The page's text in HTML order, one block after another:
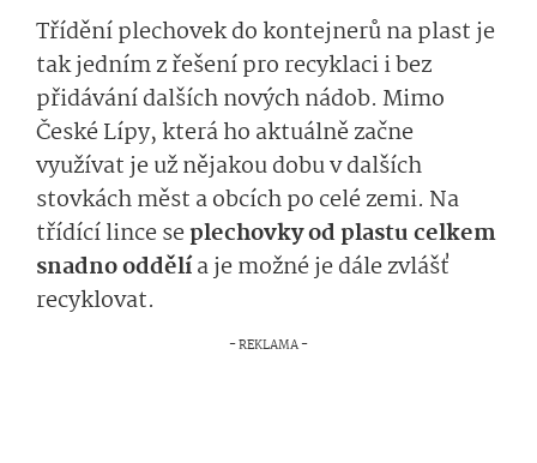
Třídění plechovek do kontejnerů na plast je
tak jedním z řešení pro recyklaci i bez
přidávání dalších nových nádob. Mimo
České Lípy, která ho aktuálně začne
využívat je už nějakou dobu v dalších
stovkách měst a obcích po celé zemi. Na
třídící lince seplechovky od plastu celkem
snadno oddělía je možné je dále zvlášť
recyklovat.